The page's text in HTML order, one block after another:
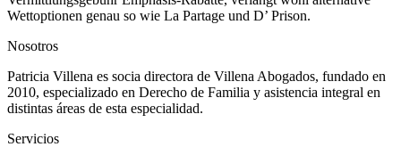
Wettoptionen genau so wie La Partage und D’ Prison.
Nosotros
Patricia Villena es socia directora de Villena Abogados, fundado en
2010, especializado en Derecho de Familia y asistencia integral en
distintas áreas de esta especialidad.
Servicios